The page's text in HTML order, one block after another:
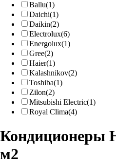
Ballu(1)
Daichi(1)
Daikin(2)
Electrolux(6)
Energolux(1)
Gree(2)
Haier(1)
Kalashnikov(2)
Toshiba(1)
Zilon(2)
Mitsubishi Electric(1)
Royal Clima(4)
Кондиционеры
м2